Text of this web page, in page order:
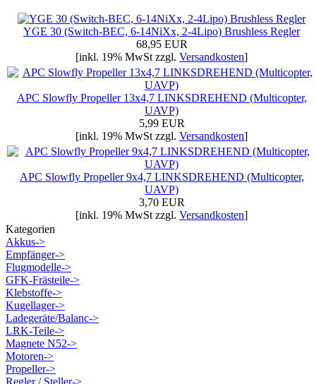
YGE 30 (Switch-BEC, 6-14NiXx, 2-4Lipo) Brushless Regler
68,95 EUR
[inkl. 19% MwSt zzgl. Versandkosten]
APC Slowfly Propeller 13x4,7 LINKSDREHEND (Multicopter,
UAVP)
5,99 EUR
[inkl. 19% MwSt zzgl. Versandkosten]
APC Slowfly Propeller 9x4,7 LINKSDREHEND (Multicopter,
UAVP)
3,70 EUR
[inkl. 19% MwSt zzgl. Versandkosten]
Kategorien
Akkus->
Empfänger->
Flugmodelle->
GFK-Frästeile->
Klebstoffe->
Kugellager->
Ladegeräte/Balanc->
LRK-Teile->
Magnete N52->
Motoren->
Propeller->
Regler / Steller->